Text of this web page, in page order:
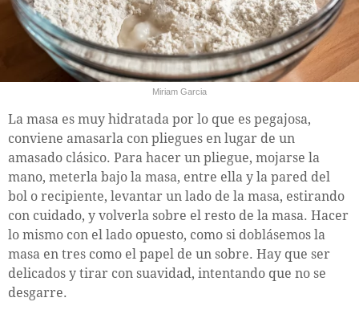
Miriam Garcia
La masa es muy hidratada por lo que es pegajosa,
conviene amasarla con pliegues en lugar de un
amasado clásico. Para hacer un pliegue, mojarse la
mano, meterla bajo la masa, entre ella y la pared del
bol o recipiente, levantar un lado de la masa, estirando
con cuidado, y volverla sobre el resto de la masa. Hacer
lo mismo con el lado opuesto, como si doblásemos la
masa en tres como el papel de un sobre. Hay que ser
delicados y tirar con suavidad, intentando que no se
desgarre.